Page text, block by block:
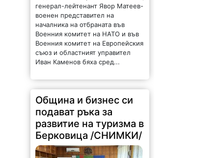
генерал-лейтенант Явор Матеев-
военен представител на
началника на отбраната във
Военния комитет на НАТО и във
Военния комитет на Европейския
съюз и областният управител
Иван Каменов бяха сред...
Община и бизнес си
подават ръка за
развитие на туризма в
Берковица /СНИМКИ/